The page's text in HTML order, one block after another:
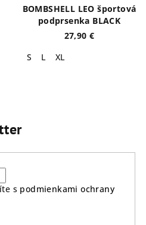
BOMBSHELL LEO športová
podprsenka BLACK
27,90 €
S
L XL
s podmienkami ochrany